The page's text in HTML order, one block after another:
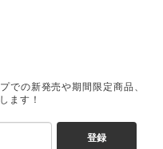
の新発売や期間限定商品、
ます！
登録